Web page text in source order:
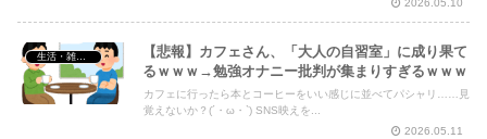
2026.05.10
生活・雑談・恋愛
【悲報】カフェさん、「大人の自習室」に成り果て
るｗｗｗ→勉強オナニー批判が集まりすぎるｗｗｗ
カフェに行ったら本とコーヒーをいい感じに並べてパシャリ……見
覚えないか？(´・ω・`) SNS映えを...
2026.05.11